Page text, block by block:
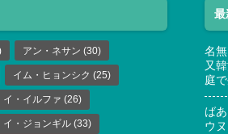
アン・ネサン (30)
イム・ヒョンシク (25)
イ・イルファ (26)
イ・ジョンギル (33)
最
名無
又
庭
ば
ウ